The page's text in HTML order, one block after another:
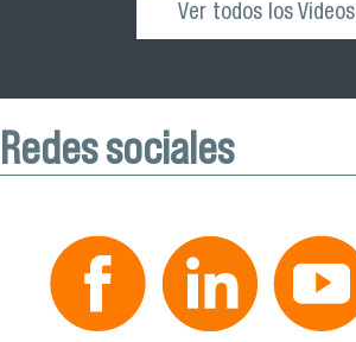
Ver todos los Videos
Redes sociales